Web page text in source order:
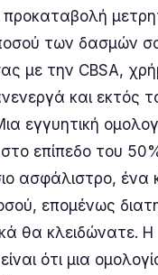
των δασμών
με την CBSA,
και εκτός
εγγυητική
επίπεδο του 50%
ασφάλιστρο, ένα
επομένως
θα κλειδώνατε. Η
ότι μια